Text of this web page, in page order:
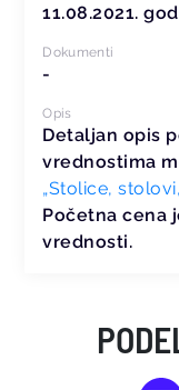
11.08.2021.
Dokumenti
-
Opis
Detaljan opis
vrednostima
„Stolice,
Početna cena
vrednosti.